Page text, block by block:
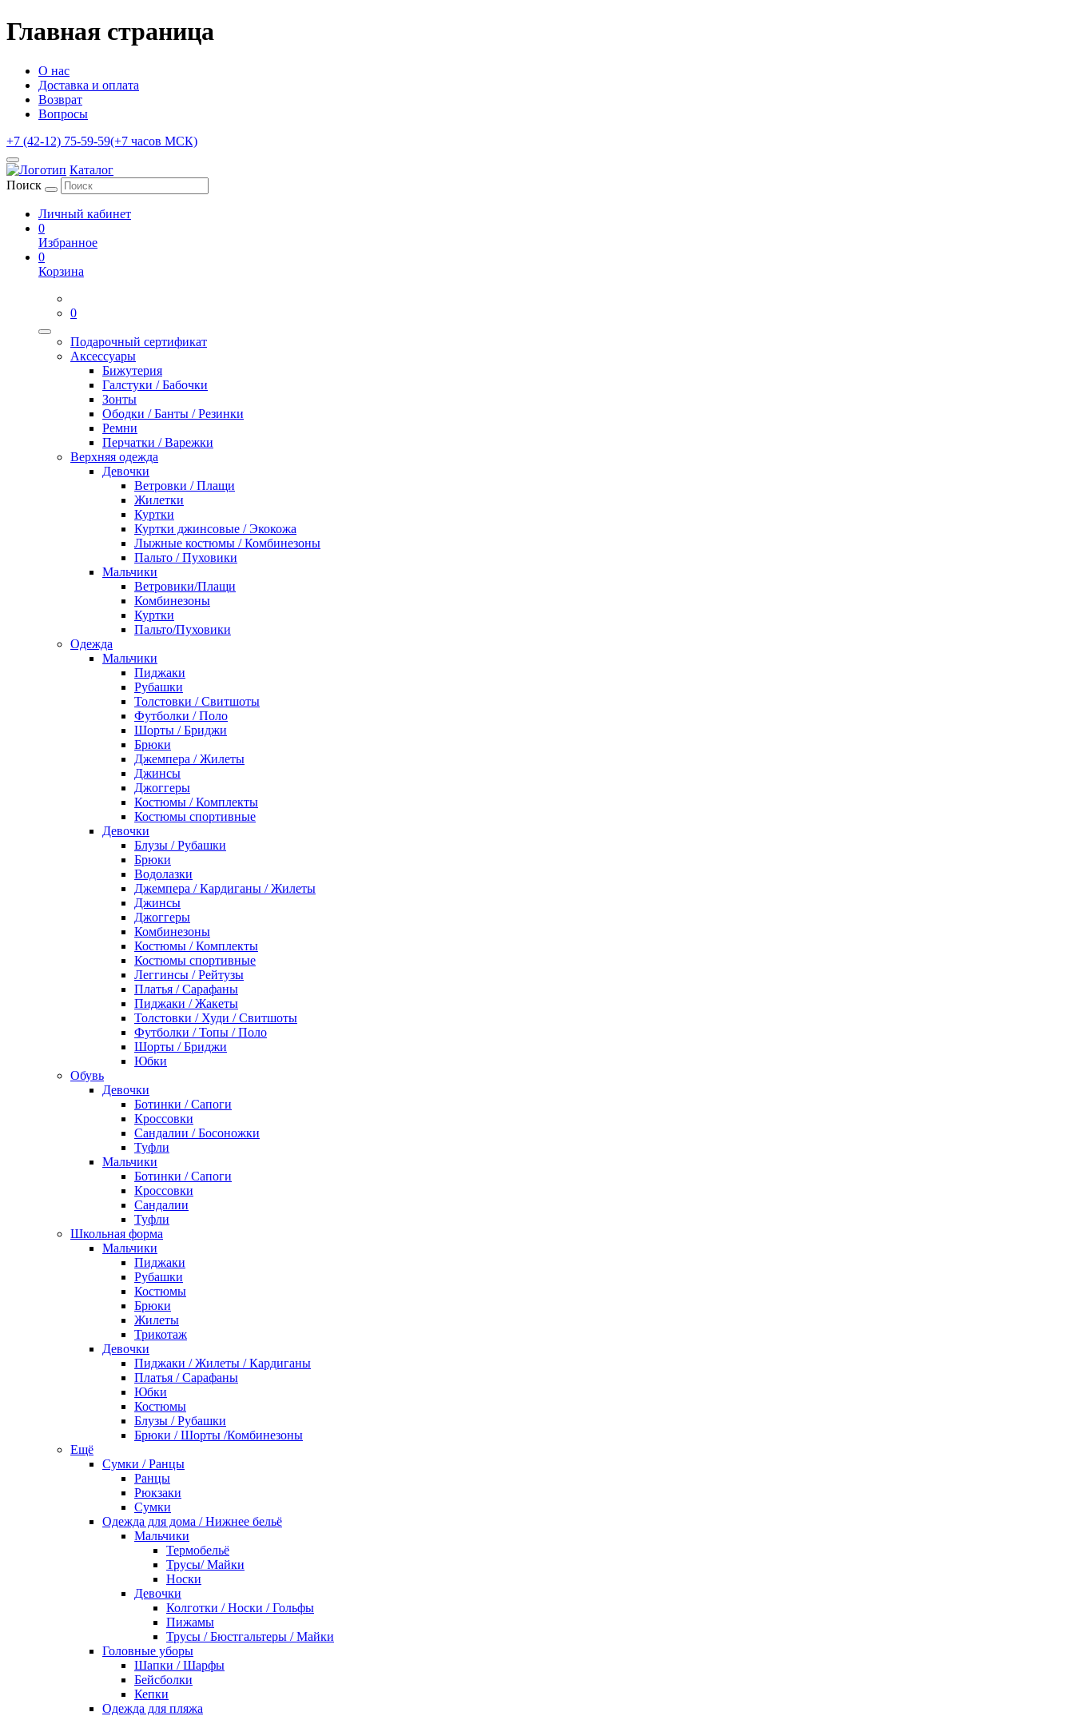
Главная страница
О нас
Доставка и оплата
Возврат
Вопросы
+7 (42-12) 75-59-59(+7 часов МСК)
Каталог
Поиск
Личный кабинет
0
Избранное
0
Корзина
0
Подарочный сертификат
Аксессуары
Бижутерия
Галстуки / Бабочки
Зонты
Ободки / Банты / Резинки
Ремни
Перчатки / Варежки
Верхняя одежда
Девочки
Ветровки / Плащи
Жилетки
Куртки
Куртки джинсовые / Экокожа
Лыжные костюмы / Комбинезоны
Пальто / Пуховики
Мальчики
Ветровики/Плащи
Комбинезоны
Куртки
Пальто/Пуховики
Одежда
Мальчики
Пиджаки
Рубашки
Толстовки / Свитшоты
Футболки / Поло
Шорты / Бриджи
Брюки
Джемпера / Жилеты
Джинсы
Джоггеры
Костюмы / Комплекты
Костюмы спортивные
Девочки
Блузы / Рубашки
Брюки
Водолазки
Джемпера / Кардиганы / Жилеты
Джинсы
Джоггеры
Комбинезоны
Костюмы / Комплекты
Костюмы спортивные
Леггинсы / Рейтузы
Платья / Сарафаны
Пиджаки / Жакеты
Толстовки / Худи / Свитшоты
Футболки / Топы / Поло
Шорты / Бриджи
Юбки
Обувь
Девочки
Ботинки / Сапоги
Кроссовки
Сандалии / Босоножки
Туфли
Мальчики
Ботинки / Сапоги
Кроссовки
Сандалии
Туфли
Школьная форма
Мальчики
Пиджаки
Рубашки
Костюмы
Брюки
Жилеты
Трикотаж
Девочки
Пиджаки / Жилеты / Кардиганы
Платья / Сарафаны
Юбки
Костюмы
Блузы / Рубашки
Брюки / Шорты /Комбинезоны
Ещё
Сумки / Ранцы
Ранцы
Рюкзаки
Сумки
Одежда для дома / Нижнее бельё
Мальчики
Термобельё
Трусы/ Майки
Носки
Девочки
Колготки / Носки / Гольфы
Пижамы
Трусы / Бюстгальтеры / Майки
Головные уборы
Шапки / Шарфы
Бейсболки
Кепки
Одежда для пляжа